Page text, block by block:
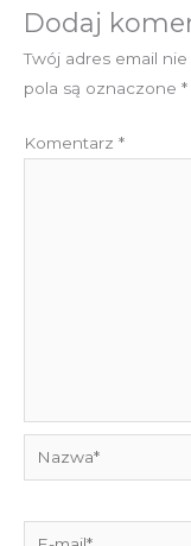
Dodaj
Twój adres email
pola są oznaczone *
Komentarz *